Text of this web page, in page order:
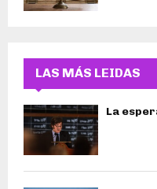
LAS MÁS LEIDAS
La